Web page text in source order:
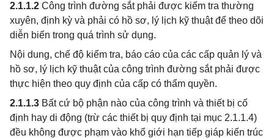
2.1.1.2 Công trình đường sắt phải được kiểm tra thường
xuyên, định kỳ và phải có hồ sơ, lý lịch kỹ thuật để theo dõi
diễn biến trong quá trình sử dụng.
Nội dung, chế độ kiểm tra, báo cáo của các cấp quản lý và
hồ sơ, lý lịch kỹ thuật của công trình đường sắt phải được
thực hiện theo quy định của cấp có thẩm quyền.
2.1.1.3 Bất cứ bộ phận nào của công trình và thiết bị cố
định hay di động (trừ các thiết bị quy định tại mục 2.1.1.4)
đều không được phạm vào khổ giới hạn tiếp giáp kiến trúc